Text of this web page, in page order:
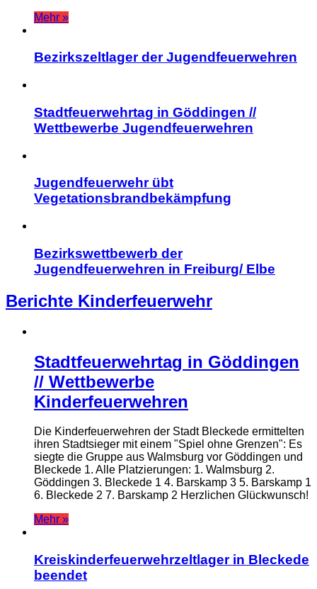
Mehr »
Bezirkszeltlager der Jugendfeuerwehren
Stadtfeuerwehrtag in Göddingen //
Wettbewerbe Jugendfeuerwehren
Jugendfeuerwehr übt
Vegetationsbrandbekämpfung
Bezirkswettbewerb der
Jugendfeuerwehren in Freiburg/ Elbe
Berichte Kinderfeuerwehr
Stadtfeuerwehrtag in Göddingen
// Wettbewerbe
Kinderfeuerwehren
Die Kinderfeuerwehren der Stadt Bleckede ermittelten
ihren Stadtsieger mit einem "Spiel ohne Grenzen": Es
siegte die Gruppe aus Walmsburg vor Göddingen und
Bleckede 1. Alle Platzierungen: 1. Walmsburg 2.
Göddingen 3. Bleckede 1 4. Barskamp 3 5. Barskamp 1
6. Bleckede 2 7. Barskamp 2 Herzlichen Glückwunsch!
Mehr »
Kreiskinderfeuerwehrzeltlager in Bleckede
beendet